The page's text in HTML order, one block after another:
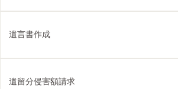
遺言書作成
遺留分侵害額請求